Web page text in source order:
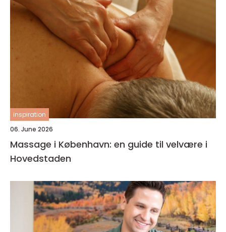
inspiration
06. June 2026
Massage i København: en guide til velvære i
Hovedstaden